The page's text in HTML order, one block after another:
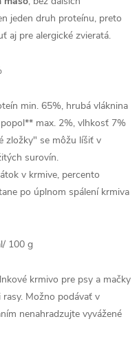
jeden druh proteínu, preto
aj pre alergické zvieratá.
min. 65%, hrubá vláknina
max. 2%, vlhkosť 7%
zložky" se môžu líšiť v
surovín.
v krmive, percento
po úplnom spálení krmiva
100 g
krmivo pre psy a mačky
Možno podávať v
nenahradzujte vyvážené